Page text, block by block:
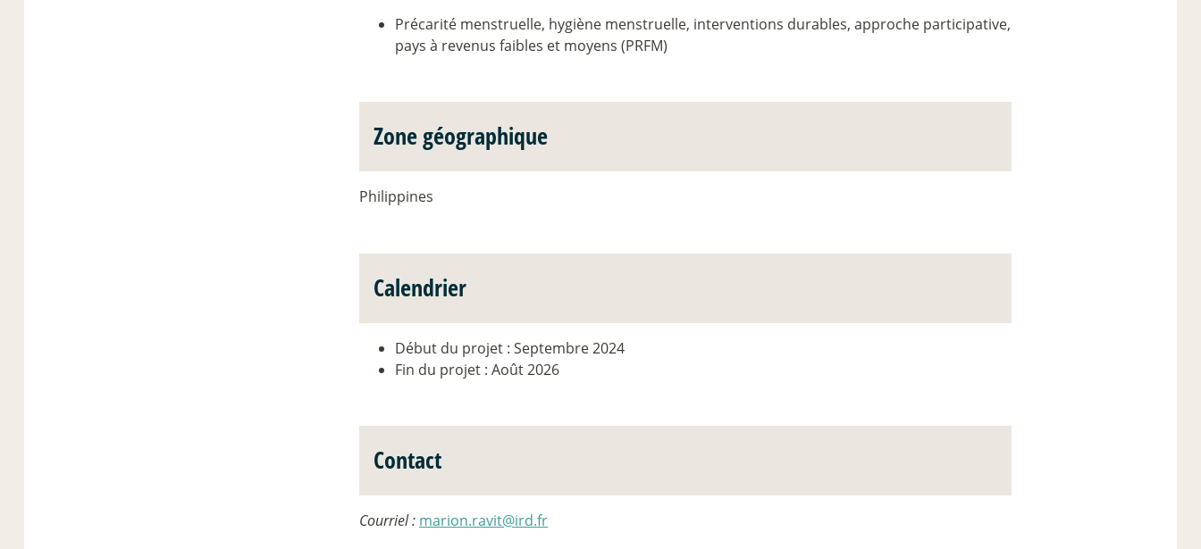
Précarité menstruelle, hygiène menstruelle, interventions durables, approche participative,
pays à revenus faibles et moyens (PRFM)
Zone géographique
Philippines
Calendrier
Début du projet : Septembre 2024
Fin du projet : Août 2026
Contact
Courriel : marion.ravit@ird.fr